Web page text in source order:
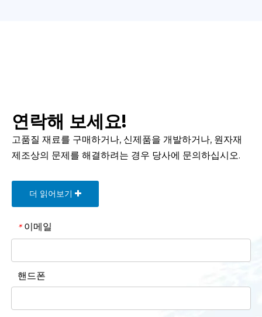
연락해 보세요!
고품질 재료를 구매하거나, 신제품을 개발하거나, 원자재
제조상의 문제를 해결하려는 경우 당사에 문의하십시오.
더 읽어보기
* 이메일
핸드폰